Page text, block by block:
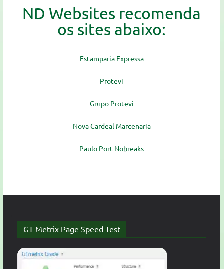
ND Websites recomenda
os sites abaixo:
Estamparia Expressa
Protevi
Grupo Protevi
Nova Cardeal Marcenaria
Paulo Port Nobreaks
GT Metrix Page Speed Test